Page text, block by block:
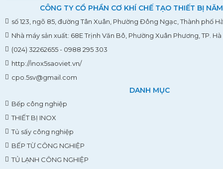
Nhà máy sản xuất: 68E Trịnh Văn Bô, Phường Xuân Phương, TP. Hà
(024) 32262655 - 0988 295 303
http://inox5saoviet.vn/
cpo.5sv@gmail.com
Bếp công nghiệp
Tủ sấy công nghiệp
BẾP TỪ CÔNG NGHIỆP
TỦ LẠNH CÔNG NGHIỆP
Cắt Laser, và gia công kim loại tấm
Thiết bị phòng sạch